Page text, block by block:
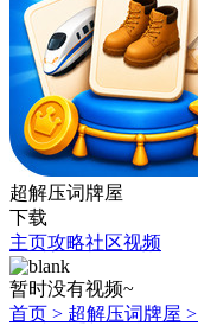
超解压词牌屋
下载
主页攻略社区视频
暂时没有视频~
首页 > 超解压词牌屋 >